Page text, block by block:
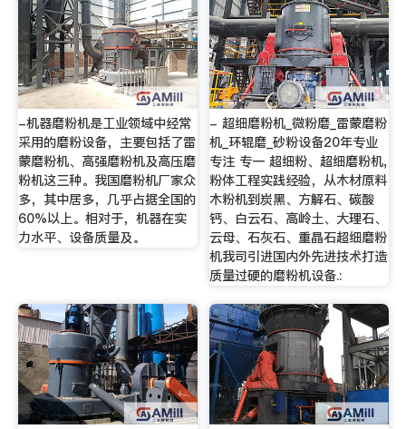
-机器磨粉机是工业领域中经常
采用的磨粉设备，主要包括了雷
蒙磨粉机、高强磨粉机及高压磨
粉机这三种。我国磨粉机厂家众
多，其中居多，几乎占据全国的
60%以上。相对于，机器在实
力水平、设备质量及。
- 超细磨粉机_微粉磨_雷蒙磨粉
机_环辊磨_砂粉设备20年专业
专注 专一 超细粉、超细磨粉机,
粉体工程实践经验，从木材原料
木粉机到炭黑、方解石、碳酸
钙、白云石、高岭土、大理石、
云母、石灰石、重晶石超细磨粉
机我司引进国内外先进技术打造
质量过硬的磨粉机设备.: